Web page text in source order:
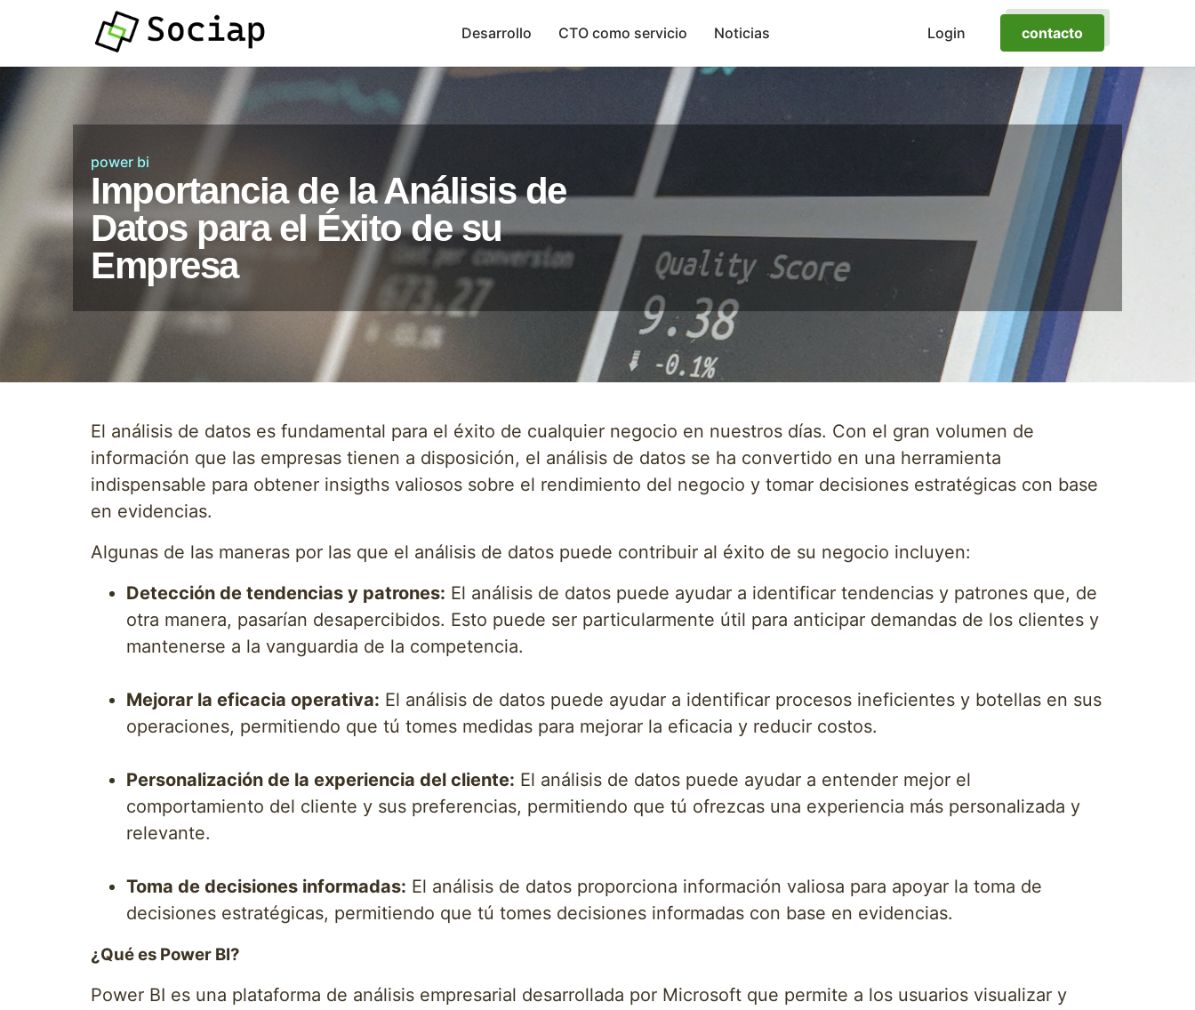
Desarrollo CTO como servicio Noticias Login contacto
power bi
Importancia de la Análisis de
Datos para el Éxito de su
Empresa
El análisis de datos es fundamental para el éxito de cualquier negocio en nuestros días. Con el gran volumen de
información que las empresas tienen a disposición, el análisis de datos se ha convertido en una herramienta
indispensable para obtener insigths valiosos sobre el rendimiento del negocio y tomar decisiones estratégicas con base
en evidencias.
Algunas de las maneras por las que el análisis de datos puede contribuir al éxito de su negocio incluyen:
Detección de tendencias y patrones: El análisis de datos puede ayudar a identificar tendencias y patrones que, de
otra manera, pasarían desapercibidos. Esto puede ser particularmente útil para anticipar demandas de los clientes y
mantenerse a la vanguardia de la competencia.
Mejorar la eficacia operativa: El análisis de datos puede ayudar a identificar procesos ineficientes y botellas en sus
operaciones, permitiendo que tú tomes medidas para mejorar la eficacia y reducir costos.
Personalización de la experiencia del cliente: El análisis de datos puede ayudar a entender mejor el
comportamiento del cliente y sus preferencias, permitiendo que tú ofrezcas una experiencia más personalizada y
relevante.
Toma de decisiones informadas: El análisis de datos proporciona información valiosa para apoyar la toma de
decisiones estratégicas, permitiendo que tú tomes decisiones informadas con base en evidencias.
¿Qué es Power BI?
Power BI es una plataforma de análisis empresarial desarrollada por Microsoft que permite a los usuarios visualizar y